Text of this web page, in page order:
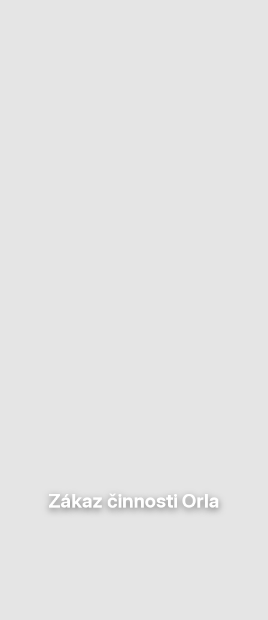
Zákaz činnosti Orla